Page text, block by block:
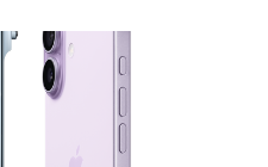
าดีกว่าเครื่องที่มีคราบหรือฝุ่นสะสม
รณ์พิเศษ เพียงใช้ผ้านุ่มเช็ดหน้าจอ
เล็กๆ เช่น ช่องลำโพงหรือพอร์ต
นออนไลน์ ภาพถ่ายก็มีผลอย่าง
กาสในการต่อรองราคาได้มากขึ้น
ซื้อได้ที่ 11,900 บาทราคาตลาด
รับซื้อได้ที่ 13,300 บาท
บซื้อ iPhone 11 Pro
อได้ที่ 12,600 บาทราคาตลาดมือ
128GB รับซื้อได้ที่ 14,000 บาท
11 Pro Max 256GB รับซื้อ
อทีวังหิน — รับซื้อโทรศัพท์, รับซื้อ
อบริการอื่นๆ เกี่ยวกับสินค้าไอที
รับซื้อสินค้าไอทีวังหิน รับซื้อ
ซื้อแท็บเล็ต, หรือบริการอื่นๆ เกี่ยว
ทีวังหิน รับซื้อ iPhone ทุกรุ่น ให้
ณ์เหนือระดับกับการ รับซื้อไอ